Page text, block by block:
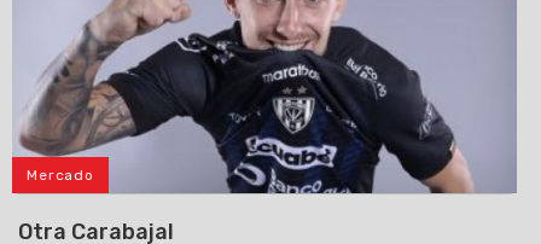
Mercado
Otra Carabajal